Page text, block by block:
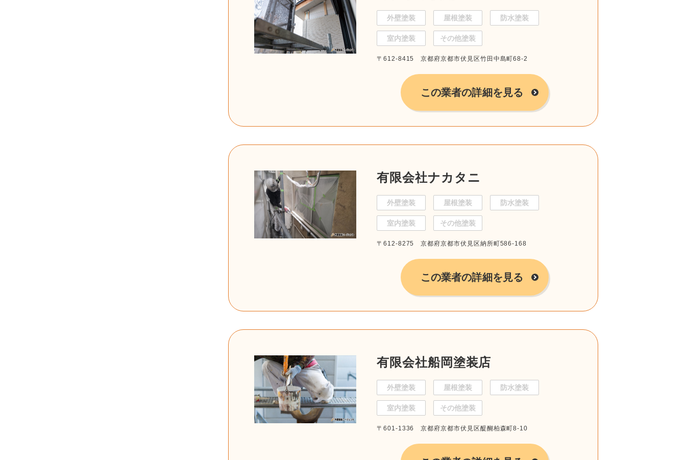
外壁塗装 屋根塗装 防水塗装
室内塗装 その他塗装
〒612-8415 京都府京都市伏見区竹田中島町68-2
この業者の詳細を見る
有限会社ナカタニ
外壁塗装 屋根塗装 防水塗装
室内塗装 その他塗装
〒612-8275 京都府京都市伏見区納所町586-168
この業者の詳細を見る
有限会社船岡塗装店
外壁塗装 屋根塗装 防水塗装
室内塗装 その他塗装
〒601-1336 京都府京都市伏見区醍醐柏森町8-10